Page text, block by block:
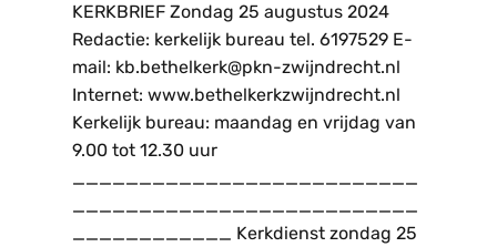
KERKBRIEF Zondag 25 augustus 2024
Redactie: kerkelijk bureau tel. 6197529 E-
mail: kb.bethelkerk@pkn-zwijndrecht.nl
Internet: www.bethelkerkzwijndrecht.nl
Kerkelijk bureau: maandag en vrijdag van
9.00 tot 12.30 uur
__________________________
__________________________
____________ Kerkdienst zondag 25